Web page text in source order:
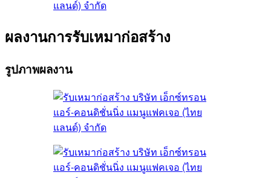
ผลงานการรับเหมาก่อสร้าง
รูปภาพผลงาน